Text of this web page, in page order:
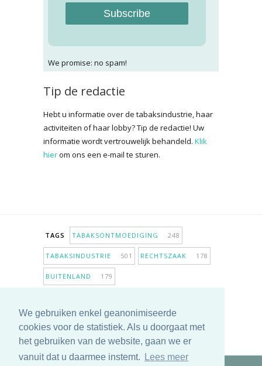
We gebruiken enkel geanonimiseerde
cookies voor de statistiek. Als u doorgaat met
het gebruiken van de website, gaan we er
vanuit dat u daarmee instemt.
Lees meer
Subscribe
We promise: no spam!
Tip de redactie
Hebt u informatie over de tabaksindustrie, haar
activiteiten of haar lobby? Tip de redactie! Uw
informatie wordt vertrouwelijk behandeld. Klik
hierom ons een e-mail te sturen.
TAGS TABAKSONTMOEDIGING 248
TABAKSINDUSTRIE 501 RECHTSZAAK 178
BUITENLAND 179
ANTIROOKBELEID306 ONDERZOEK
MEER TAGS TONEN